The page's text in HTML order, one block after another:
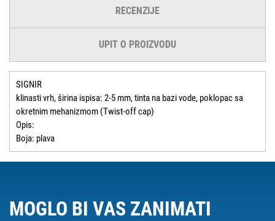
RECENZIJE
UPIT O PROIZVODU
SIGNIR
klinasti vrh, širina ispisa: 2-5 mm, tinta na bazi vode, poklopac sa
okretnim mehanizmom (Twist-off cap)
Opis:
Boja: plava
MOGLO BI VAS ZANIMATI